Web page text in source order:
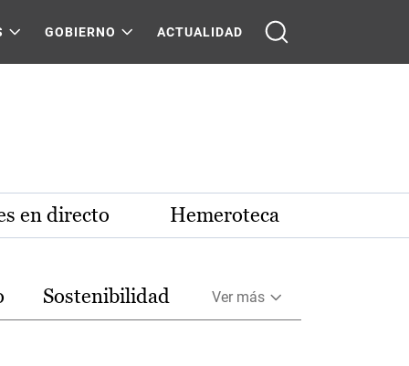
GOBIERNO ACTUALIDAD
en directo Hemeroteca
Sostenibilidad Ver más